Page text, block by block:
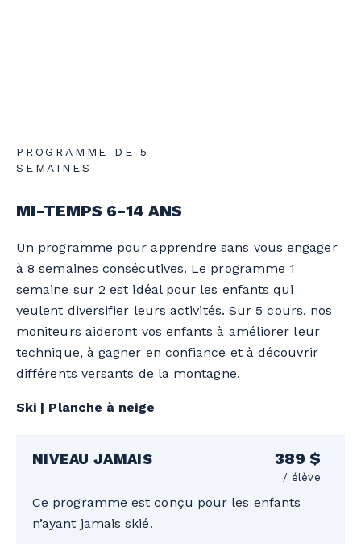
PROGRAMME DE 5
SEMAINES
MI-TEMPS 6-14 ANS
Un programme pour apprendre sans vous engager
à 8 semaines consécutives. Le programme 1
semaine sur 2 est idéal pour les enfants qui
veulent diversifier leurs activités. Sur 5 cours, nos
moniteurs aideront vos enfants à améliorer leur
technique, à gagner en confiance et à découvrir
différents versants de la montagne.
Ski | Planche à neige
NIVEAU JAMAIS 389 $
/ élève
Ce programme est conçu pour les enfants
n’ayant jamais skié.